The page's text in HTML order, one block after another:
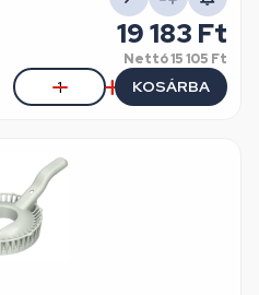
19 183 Ft
Nettó15 105 Ft
KOSÁRBA